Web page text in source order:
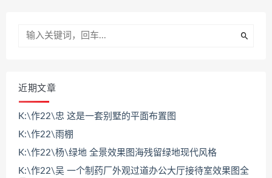
近期文章
K:\作22\忠 这是一套别墅的平面布置图
K:\作22\雨棚
K:\作22\杨\绿地 全景效果图海残留绿地现代风格
K:\作22\吴 一个制药厂外观过道办公大厅接待室效果图全